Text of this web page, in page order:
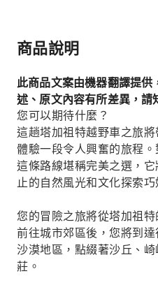
商品說明
此商品文案由機器翻譯提
述、原文內容有所差異，請
您可以期待什麼？
這趟塔加祖特越野車之旅
體驗一段令人興奮的旅程
這條路線堪稱完美之選，
止的自然風光和文化探索巧
您的冒險之旅將從塔加祖
前往城市郊區後，您將到
沙漠地區，點綴著沙丘、
莊。